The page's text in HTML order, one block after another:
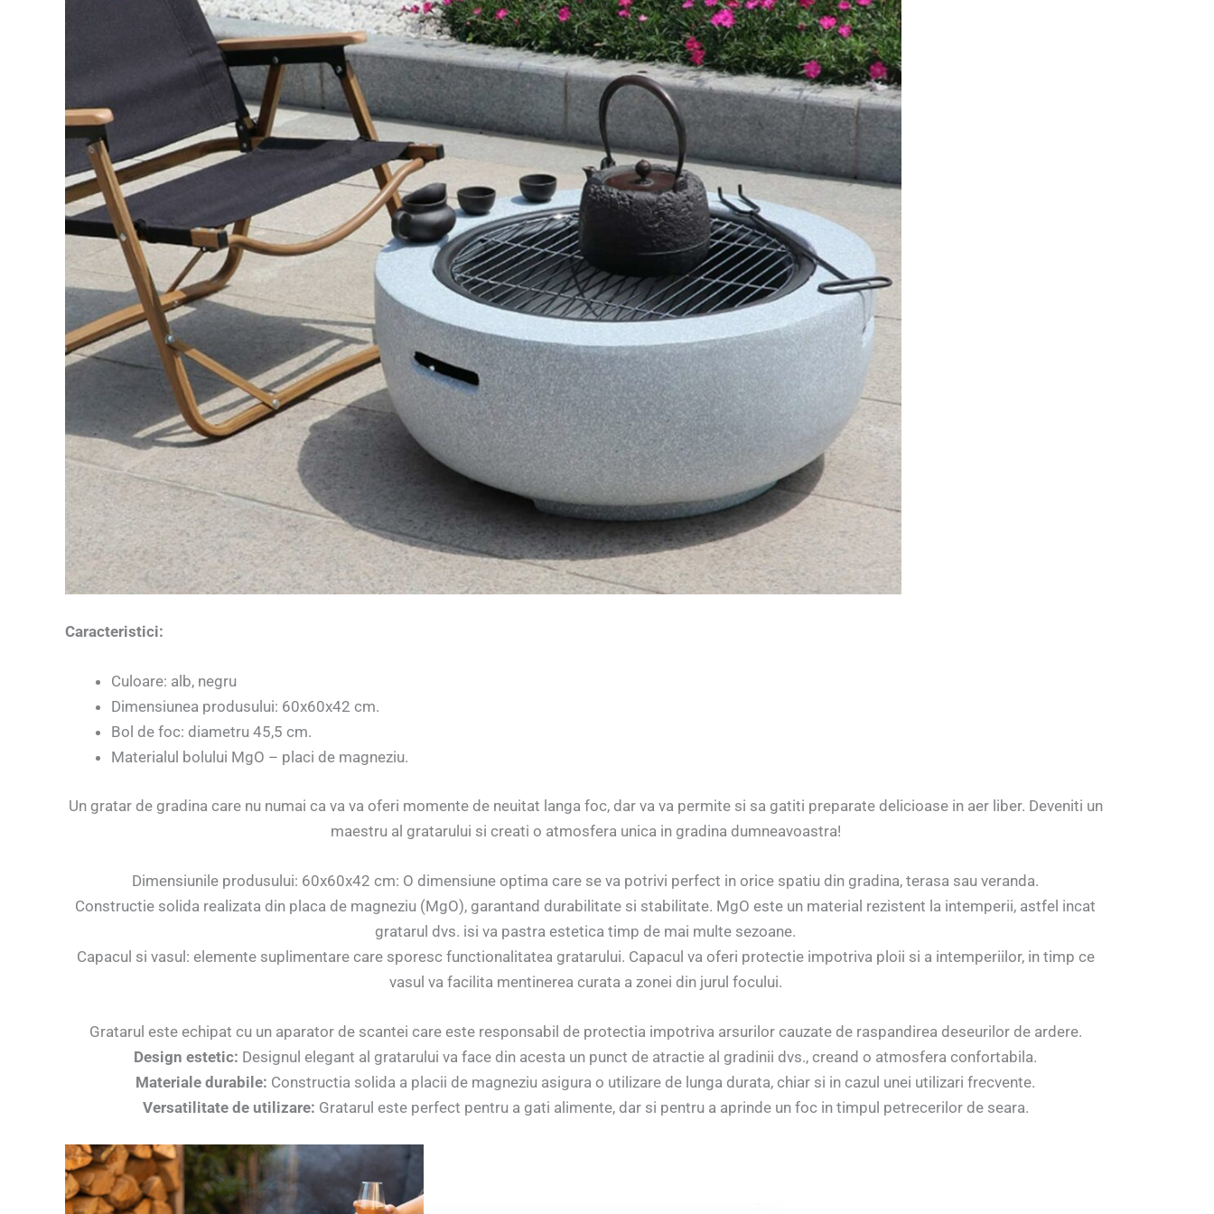
Caracteristici:
Culoare: alb, negru
Dimensiunea produsului: 60x60x42 cm.
Bol de foc: diametru 45,5 cm.
Materialul bolului MgO – placi de magneziu.
Un gratar de gradina care nu numai ca va va oferi momente de neuitat langa foc, dar va va permite si sa gatiti preparate delicioase in aer liber. Deveniti un
maestru al gratarului si creati o atmosfera unica in gradina dumneavoastra!
Dimensiunile produsului: 60x60x42 cm: O dimensiune optima care se va potrivi perfect in orice spatiu din gradina, terasa sau veranda.
Constructie solida realizata din placa de magneziu (MgO), garantand durabilitate si stabilitate. MgO este un material rezistent la intemperii, astfel incat
gratarul dvs. isi va pastra estetica timp de mai multe sezoane.
Capacul si vasul: elemente suplimentare care sporesc functionalitatea gratarului. Capacul va oferi protectie impotriva ploii si a intemperiilor, in timp ce
vasul va facilita mentinerea curata a zonei din jurul focului.
Gratarul este echipat cu un aparator de scantei care este responsabil de protectia impotriva arsurilor cauzate de raspandirea deseurilor de ardere.
Design estetic: Designul elegant al gratarului va face din acesta un punct de atractie al gradinii dvs., creand o atmosfera confortabila.
Materiale durabile: Constructia solida a placii de magneziu asigura o utilizare de lunga durata, chiar si in cazul unei utilizari frecvente.
Versatilitate de utilizare: Gratarul este perfect pentru a gati alimente, dar si pentru a aprinde un foc in timpul petrecerilor de seara.